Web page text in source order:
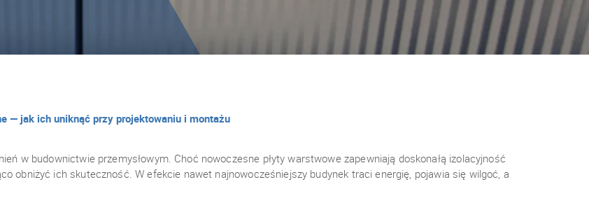
— jak ich uniknąć przy projektowaniu i montażu
w budownictwie przemysłowym. Choć nowoczesne płyty warstwowe zapewniają doskonałą izolacyjność
obniżyć ich skuteczność. W efekcie nawet najnowocześniejszy budynek traci energię, pojawia się wilgoć, a